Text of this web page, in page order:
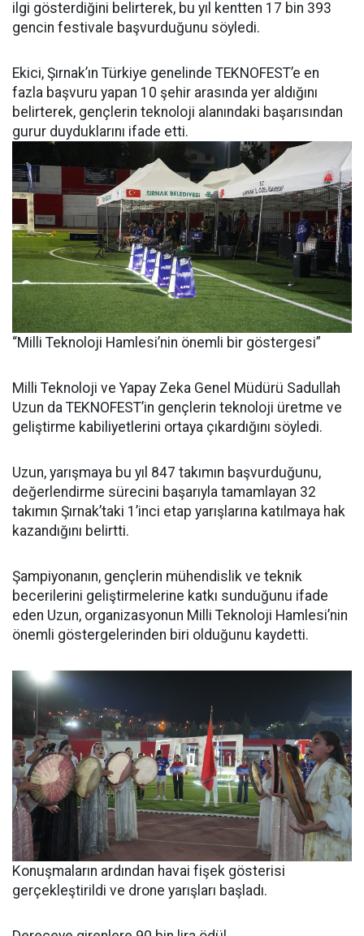
ilgi gösterdiğini belirterek, bu yıl kentten 17 bin 393
gencin festivale başvurduğunu söyledi.
Ekici, Şırnak’ın Türkiye genelinde TEKNOFEST’e en
fazla başvuru yapan 10 şehir arasında yer aldığını
belirterek, gençlerin teknoloji alanındaki başarısından
gurur duyduklarını ifade etti.
“Milli Teknoloji Hamlesi’nin önemli bir göstergesi”
Milli Teknoloji ve Yapay Zeka Genel Müdürü Sadullah
Uzun da TEKNOFEST’in gençlerin teknoloji üretme ve
geliştirme kabiliyetlerini ortaya çıkardığını söyledi.
Uzun, yarışmaya bu yıl 847 takımın başvurduğunu,
değerlendirme sürecini başarıyla tamamlayan 32
takımın Şırnak’taki 1’inci etap yarışlarına katılmaya hak
kazandığını belirtti.
Şampiyonanın, gençlerin mühendislik ve teknik
becerilerini geliştirmelerine katkı sunduğunu ifade
eden Uzun, organizasyonun Milli Teknoloji Hamlesi’nin
önemli göstergelerinden biri olduğunu kaydetti.
Konuşmaların ardından havai fişek gösterisi
gerçekleştirildi ve drone yarışları başladı.